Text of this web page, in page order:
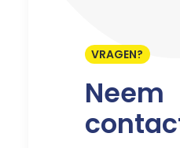
VRAGEN?
Neem